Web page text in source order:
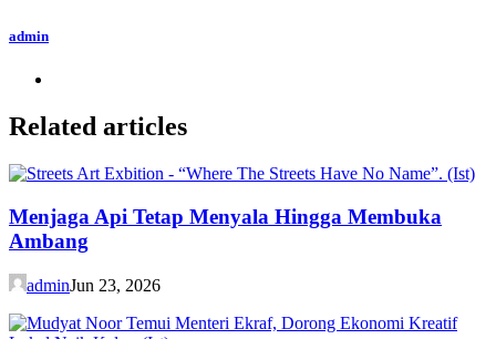
admin
Related articles
Menjaga Api Tetap Menyala Hingga Membuka
Ambang
adminJun 23, 2026